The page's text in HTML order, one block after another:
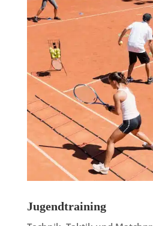
Jugendtraining